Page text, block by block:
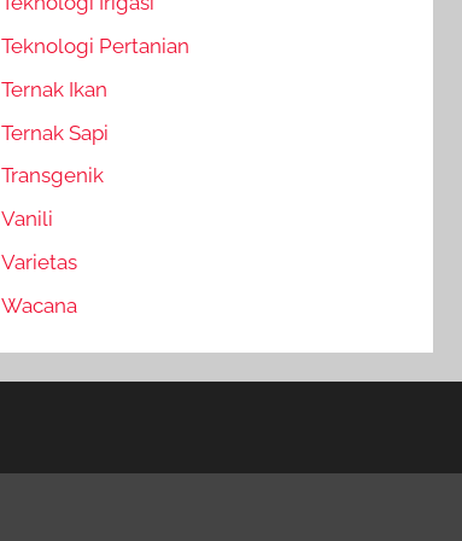
Teknologi Pertanian
Ternak Ikan
Ternak Sapi
Transgenik
Vanili
Varietas
Wacana